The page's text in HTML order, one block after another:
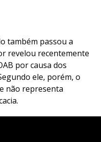
também passou a
revelou recentemente
por causa dos
ele, porém, o
não representa